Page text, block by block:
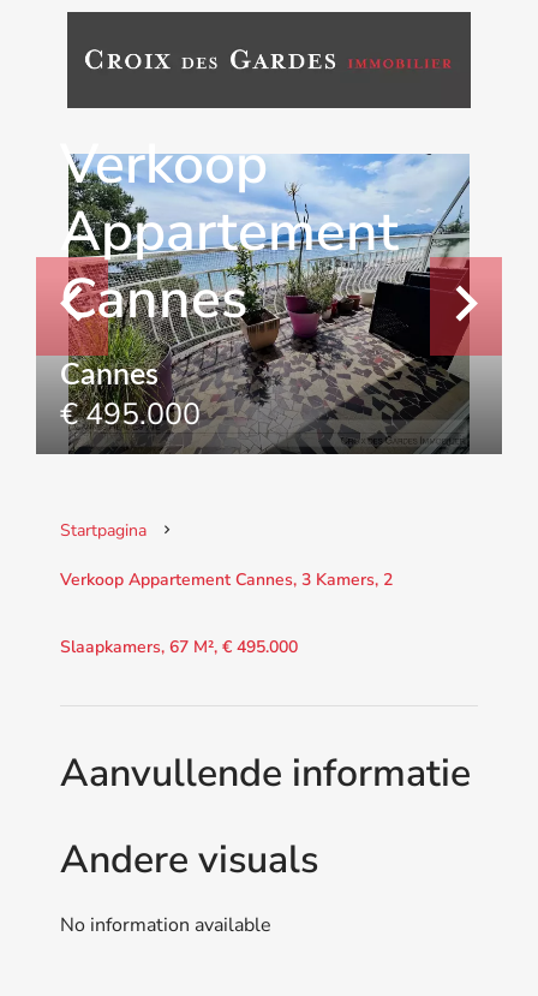
Verkoop
Appartement
Cannes
Cannes
€ 495.000
Startpagina
Verkoop Appartement Cannes, 3 Kamers, 2
Slaapkamers, 67 M², € 495.000
Aanvullende informatie
Andere visuals
No information available